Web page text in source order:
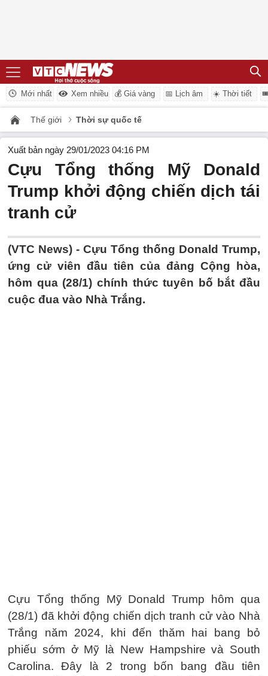
Mới nhất Xem nhiều 💰 Giá vàng 📅 Lịch âm ☀️ Thời tiết
Thế giới Thời sự quốc tế
Xuất bản ngày 29/01/2023 04:16 PM
Cựu Tổng thống Mỹ Donald
Trump khởi động chiến dịch tái
tranh cử
(VTC News) - Cựu Tổng thống Donald Trump,
ứng cử viên đầu tiên của đảng Cộng hòa,
hôm qua (28/1) chính thức tuyên bố bắt đầu
cuộc đua vào Nhà Trắng.
Cựu Tổng thống Mỹ Donald Trump hôm qua
(28/1) đã khởi động chiến dịch tranh cử vào Nhà
Trắng năm 2024, khi đến thăm hai bang bỏ
phiếu sớm ở Mỹ là New Hampshire và South
Carolina. Đây là 2 trong bốn bang đầu tiên